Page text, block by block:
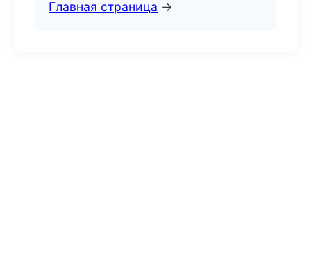
Главная страница →